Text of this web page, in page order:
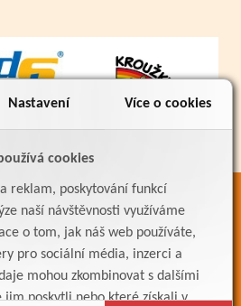
Nastavení Více o cookies
cookies
reklam, poskytování funkcí
naší návštěvnosti využíváme
o tom, jak náš web používáte,
pro sociální média, inzerci a
mohou zkombinovat s dalšími
poskytli nebo které získali v